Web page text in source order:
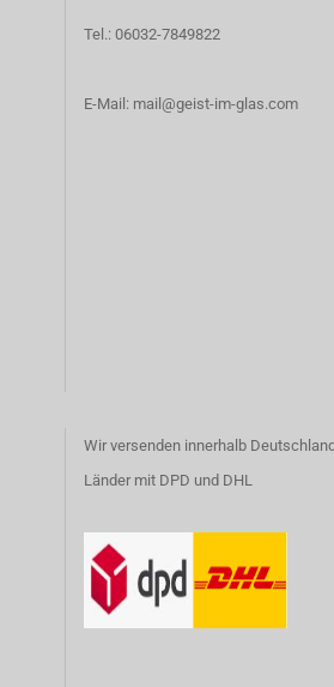
Tel.: 06032-7849822
E-Mail: mail@geist-im-glas.com
Wir versenden innerhalb
Länder mit DPD und DHL